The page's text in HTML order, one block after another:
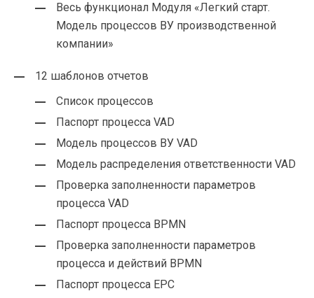
Весь функционал Модуля «Легкий старт.
Модель процессов ВУ производственной
компании»
12 шаблонов отчетов
Список процессов
Паспорт процесса VAD
Модель процессов ВУ VAD
Модель распределения ответственности VAD
Проверка заполненности параметров
процесса VAD
Паспорт процесса BPMN
Проверка заполненности параметров
процесса и действий BPMN
Паспорт процесса EPC